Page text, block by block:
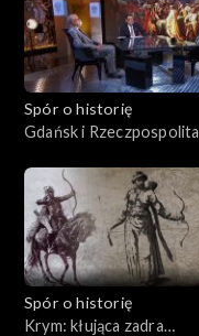
Spór o historię
Gdańsk i Rzeczpospolita
Spór o historię
Krym: kłująca zadra